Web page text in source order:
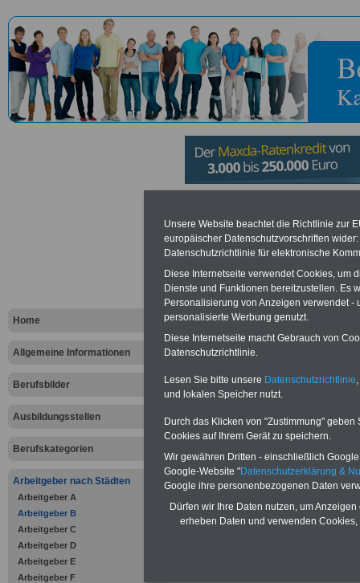
Home
Allgemeine Informationen
Berufsbilder
Ausbildungsstellen
Berufskategorien
Arbeitgeber nach Städten
Arbeitgeber A
Arbeitgeber B
Arbeitgeber C
Arbeitgeber D
Arbeitgeber E
Arbeitgeber F
Deutsches
Leibniz-
in Bonn
Vorteile für den öffentlichen
Bausparen schon ab 16 Jahren
Berufsunfähigkeitsabsicherung
Krankenzusatzversicherung-
Online-Vergleich Gesetzliche
Zahnzusatzversicherung -
Vorteile der Privaten
Krankenversicherung
Unsere Website beachtet die Richtlinie zur
europäischer Datenschutzvorschriften
Datenschutzrichtlinie für elektronische
Diese Internetseite verwendet Cookies, um
Dienste und Funktionen bereitzustellen. Es
Personalisierung von Anzeigen verwendet
personalisierte Werbung genutzt.
Diese Internetseite macht Gebrauch von
Datenschutzrichtlinie.
Lesen Sie bitte unsere Datenschutzrichtlinie
und lokalen Speicher nutzt.
Durch das Klicken von "Zustimmung"
Cookies auf Ihrem Gerät zu speichern.
Wir gewähren Dritten - einschließlich
Google-Website "Datenschutzerklärung &
Google ihre personenbezogenen Daten
Dürfen wir Ihre Daten nutzen, um
erheben Daten und verwenden